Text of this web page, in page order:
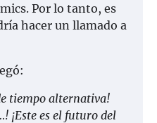
Por lo tanto, es
hacer un llamado a
tiempo alternativa!
¡Este es el futuro del